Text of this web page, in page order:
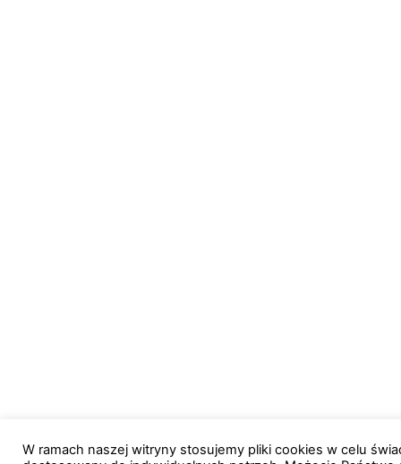
W ramach naszej witryny stosujemy pliki cookies w celu